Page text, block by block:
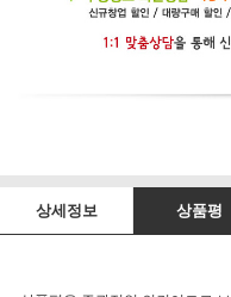
상세정보 상품평